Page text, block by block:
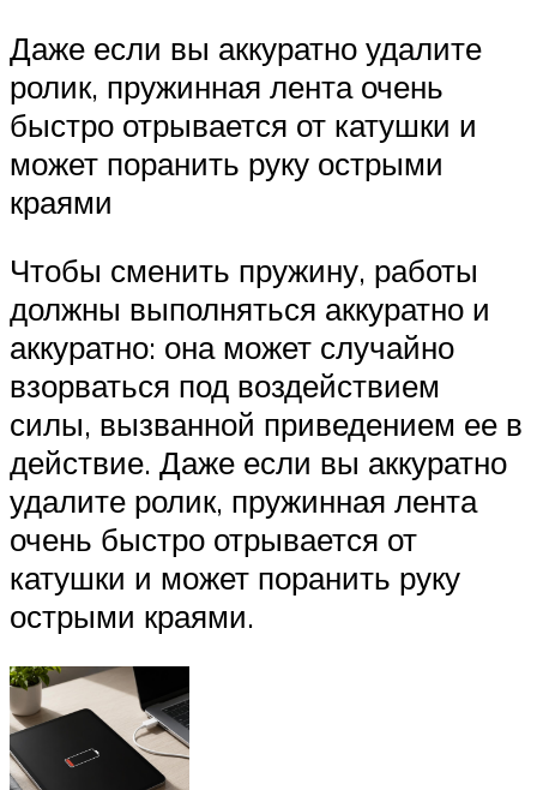
Даже если вы аккуратно удалите
ролик, пружинная лента очень
быстро отрывается от катушки и
может поранить руку острыми
краями
Чтобы сменить пружину, работы
должны выполняться аккуратно и
аккуратно: она может случайно
взорваться под воздействием
силы, вызванной приведением ее в
действие. Даже если вы аккуратно
удалите ролик, пружинная лента
очень быстро отрывается от
катушки и может поранить руку
острыми краями.